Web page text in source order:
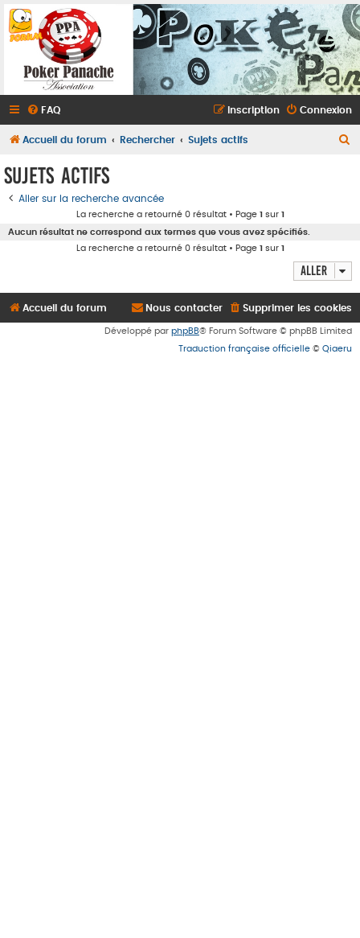
FAQ Connexion
Inscription
Accueil du forum Rechercher Sujets actifs
r
Sujets actifs
Aller sur la recherche avancée
La recherche a retourné 0 résultat • Page 1sur 1
Aucun résultat ne correspond aux termes que vous avez spécifiés.
La recherche a retourné 0 résultat • Page 1sur 1
Aller
Accueil du forum Supprimer les cookies
Nous contacter
Développé par phpBB® Forum Software © phpBB Limited
Traduction française officielle © Qiaeru